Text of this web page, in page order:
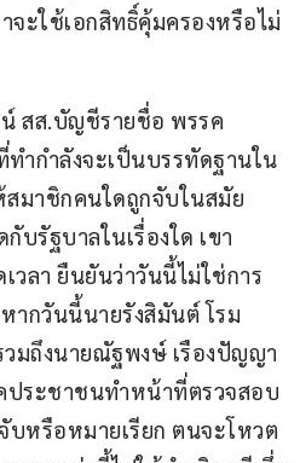
ะใช้เอกสิทธิ์คุ้มครองหรือไม่
สส.บัญชีรายชื่อ พรรค
ทำกำลังจะเป็นบรรทัดฐานใน
มาชิกคนใดถูกจับในสมัย
รัฐบาลในเรื่องใด เขา
วลา ยืนยันว่าวันนี้ไม่ใช่การ
กวันนี้นายรังสิมันต์ โรม
มถึงนายณัฐพงษ์ เรืองปัญญา
ระชาชนทำหน้าที่ตรวจสอบ
บหรือหมายเรียก ตนจะโหวต